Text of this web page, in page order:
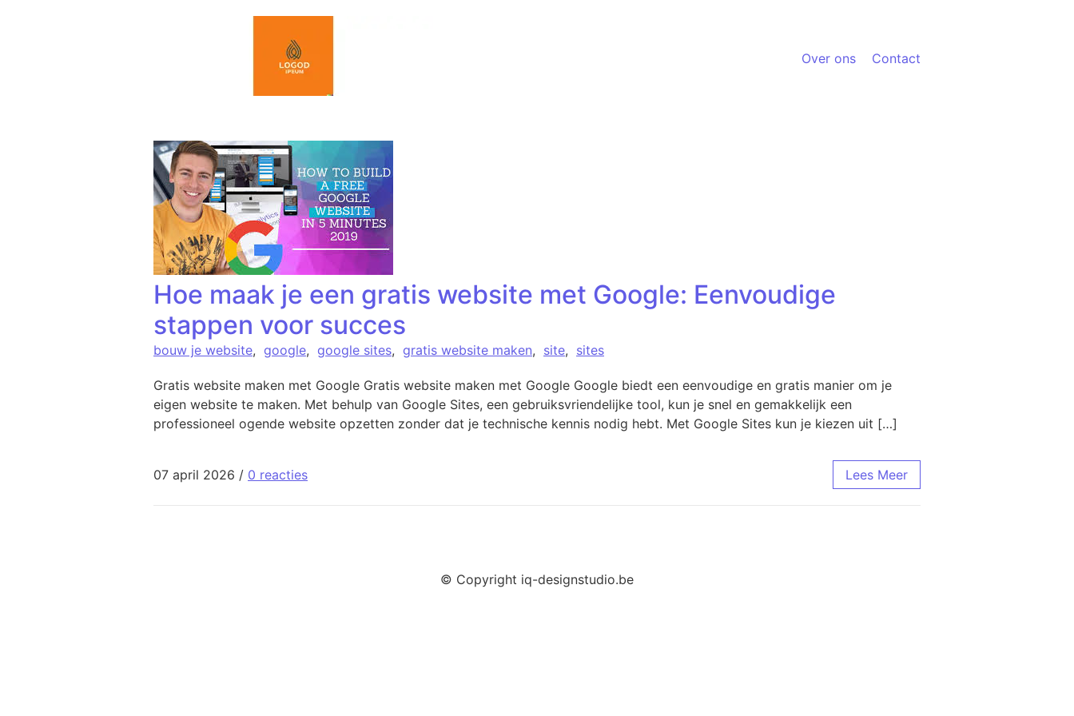
Over ons Contact
Hoe maak je een gratis website met Google: Eenvoudige
stappen voor succes
bouw je website, google, google sites, gratis website maken, site, sites
Gratis website maken met Google Gratis website maken met Google Google biedt een eenvoudige en gratis manier om je
eigen website te maken. Met behulp van Google Sites, een gebruiksvriendelijke tool, kun je snel en gemakkelijk een
professioneel ogende website opzetten zonder dat je technische kennis nodig hebt. Met Google Sites kun je kiezen uit […]
07 april 2026 / 0 reacties Lees Meer
© Copyright iq-designstudio.be